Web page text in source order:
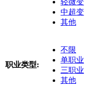
轻微变
中超变
其他
职业类型:
不限
单职业
三职业
其他